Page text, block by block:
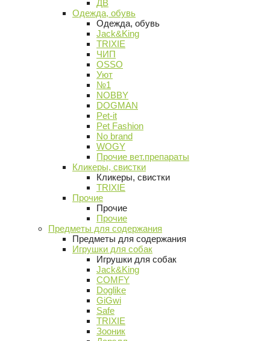
ДВ
Одежда, обувь
Одежда, обувь
Jack&King
TRIXIE
ЧИП
OSSO
Уют
№1
NOBBY
DOGMAN
Pet-it
Pet Fashion
No brand
WOGY
Прочие вет.препараты
Кликеры, свистки
Кликеры, свистки
TRIXIE
Прочие
Прочие
Прочие
Предметы для содержания
Предметы для содержания
Игрушки для собак
Игрушки для собак
Jack&King
COMFY
Doglike
GiGwi
Safe
TRIXIE
Зооник